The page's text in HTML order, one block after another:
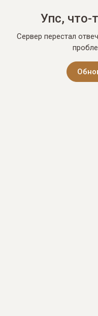
Упс, что-
Сервер перестал